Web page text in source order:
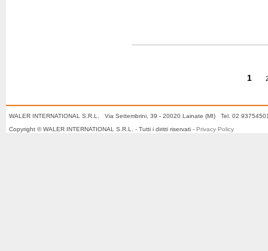
1
WALER INTERNATIONAL S.R.L. Via Settembrini, 39 - 20020 Lainate (MI) Tel. 02
Copyright © WALER INTERNATIONAL S.R.L. - Tutti i diritti riservati - Privacy Policy